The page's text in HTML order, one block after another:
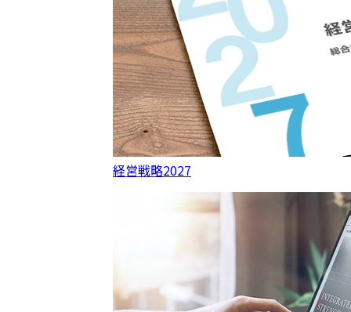
経営戦略2027